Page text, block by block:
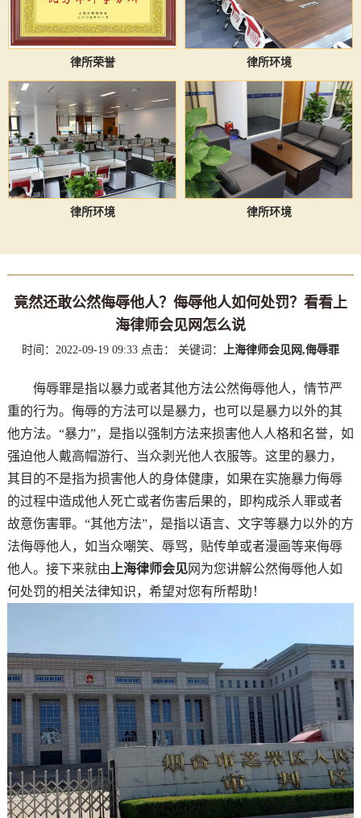
律所荣誉 律所环境
律所环境 律所环境
竟然还敢公然侮辱他人？侮辱他人如何处罚？看看上
海律师会见网怎么说
时间：2022-09-19 09:33 点击： 关键词： 上海律师会见网,侮辱罪
侮辱罪是指以暴力或者其他方法公然侮辱他人，情节严
重的行为。侮辱的方法可以是暴力，也可以是暴力以外的其
他方法。“暴力”，是指以强制方法来损害他人人格和名誉，如
强迫他人戴高帽游行、当众剥光他人衣服等。这里的暴力，
其目的不是指为损害他人的身体健康，如果在实施暴力侮辱
的过程中造成他人死亡或者伤害后果的，即构成杀人罪或者
故意伤害罪。“其他方法”，是指以语言、文字等暴力以外的方
法侮辱他人，如当众嘲笑、辱骂，贴传单或者漫画等来侮辱
他人。接下来就由 上海律师会见网为您讲解公然侮辱他人如
何处罚的相关法律知识，希望对您有所帮助！